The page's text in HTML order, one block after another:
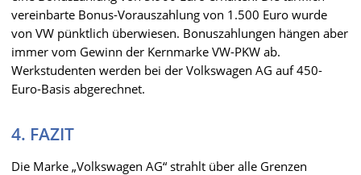
vereinbarte Bonus-Vorauszahlung von 1.500 Euro wurde
von VW pünktlich überwiesen. Bonuszahlungen hängen aber
immer vom Gewinn der Kernmarke VW-PKW ab.
Werkstudenten werden bei der Volkswagen AG auf 450-
Euro-Basis abgerechnet.
4. FAZIT
Die Marke „Volkswagen AG“ strahlt über alle Grenzen